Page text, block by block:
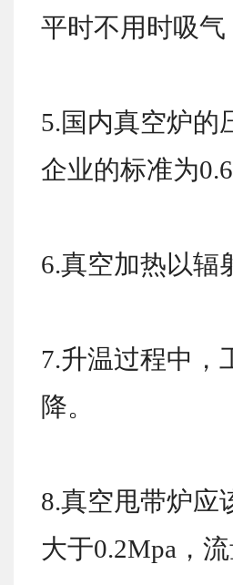
平时不用时吸气
5.国内真空炉的
企业的标准为
6.真空加热以辐
7.升温过程中，
降。
8.真空甩带炉应
大于0.2Mpa，流